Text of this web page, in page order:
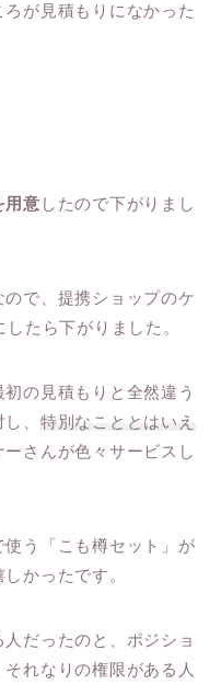
が見積もりになかった
用意 したので下がりまし
で、提携ショップのケ
たら下がりました。
の見積もりと全然違う
、 特別なこととはいえ
さんが色々サービスし
う「こも樽セット」が
かったです。
だったのと、ポジショ
れなりの権限がある人